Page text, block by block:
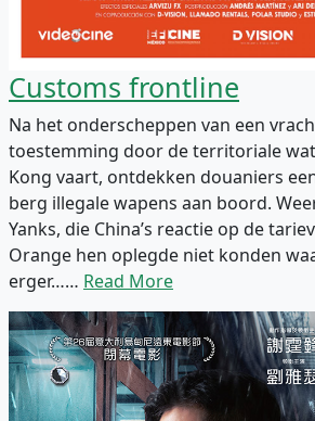
Customs frontline
Na het onderscheppen van een
toestemming door de territoriale
Kong vaart, ontdekken douaniers
berg illegale wapens aan boord.
Yanks, die China’s reactie op de
Orange hen oplegde niet konden
erger…… Read More